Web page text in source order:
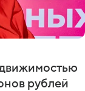
рублей